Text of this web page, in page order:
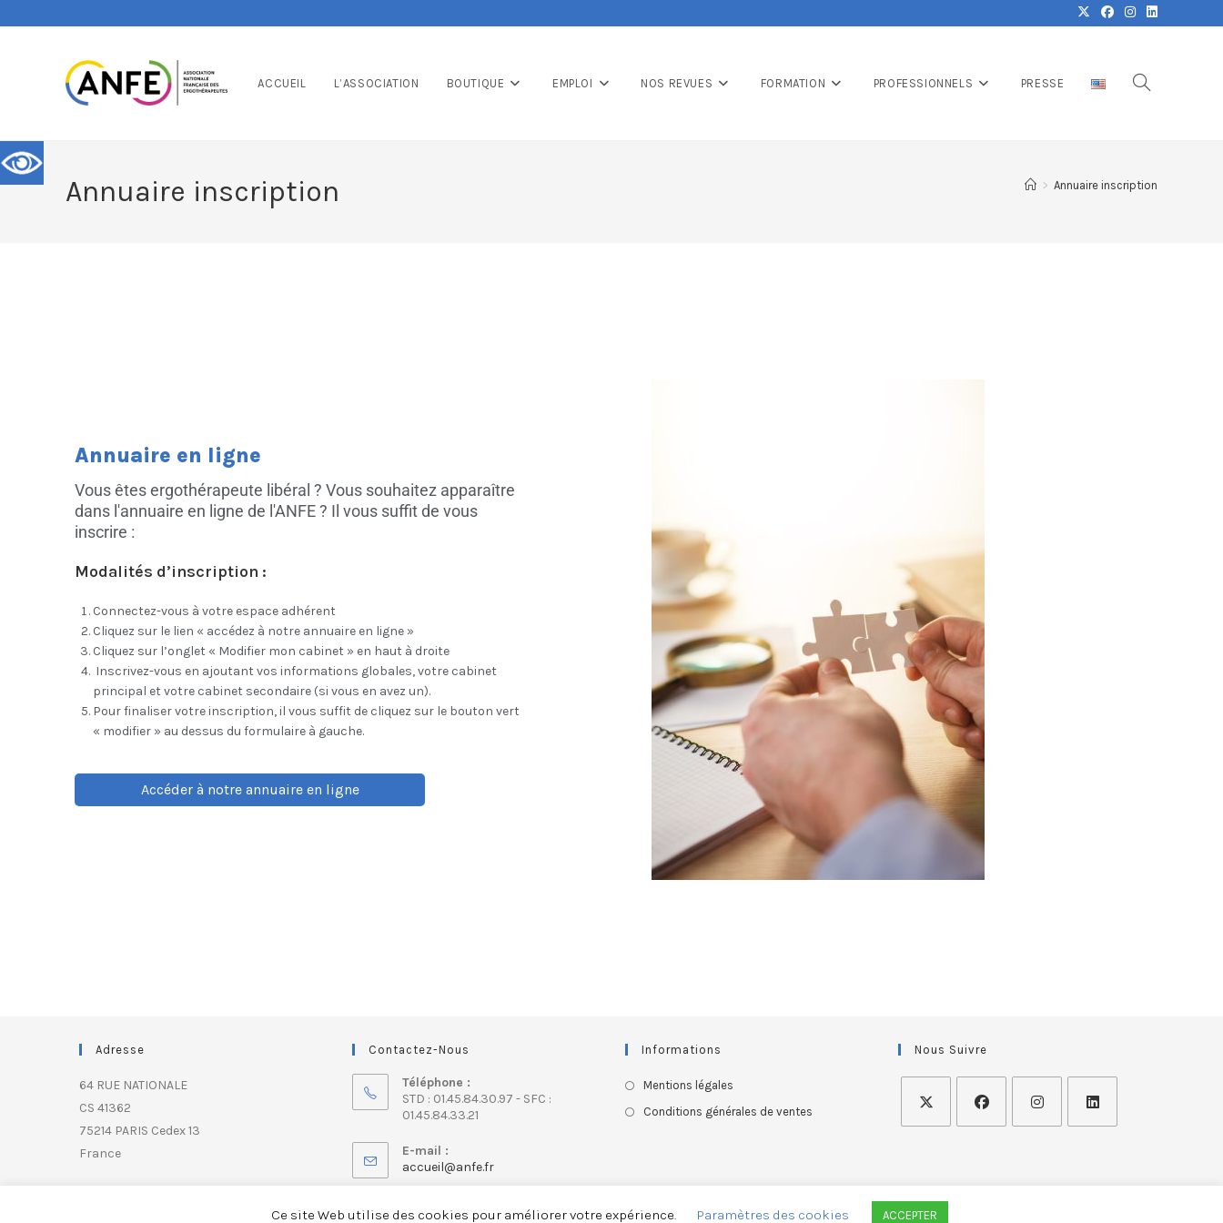
ACCUEIL L’ASSOCIATION BOUTIQUE EMPLOI NOS REVUES FORMATION PROFESSIONNELS PRESSE
Annuaire inscription > Annuaire inscription
Annuaire en ligne
Vous êtes ergothérapeute libéral ? Vous souhaitez apparaître
dans l'annuaire en ligne de l'ANFE ? Il vous suffit de vous
inscrire :
Modalités d’inscription :
Connectez-vous à votre espace adhérent
Cliquez sur le lien « accédez à notre annuaire en ligne »
Cliquez sur l’onglet « Modifier mon cabinet » en haut à droite
Inscrivez-vous en ajoutant vos informations globales, votre cabinet
principal et votre cabinet secondaire (si vous en avez un).
Pour finaliser votre inscription, il vous suffit de cliquez sur le bouton vert
« modifier » au dessus du formulaire à gauche.
Accéder à notre annuaire en ligne
Adresse
64 RUE NATIONALE
CS 41362
75214 PARIS Cedex 13
France
Contactez-Nous
Téléphone :
STD : 01.45.84.30.97 - SFC :
01.45.84.33.21
E-mail :
accueil@anfe.fr
Informations
Mentions légales
Conditions générales de ventes
Nous Suivre
Ce site Web utilise des cookies pour améliorer votre expérience. Paramètres des cookies ACCEPTER